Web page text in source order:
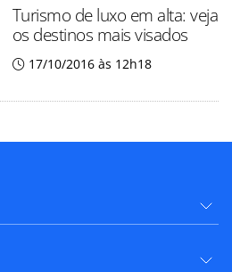
Turismo de luxo em alta: veja
os destinos mais visados
17/10/2016 às 12h18